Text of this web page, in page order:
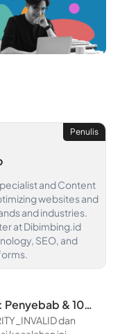
Penulis
and Content
websites and
and industries.
at Dibimbing.id
SEO, and
Penyebab & 10
dan